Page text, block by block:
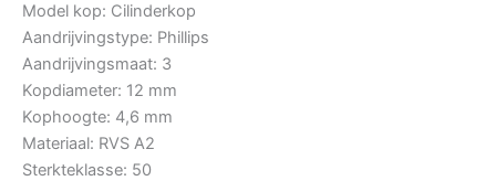
Model kop: Cilinderkop
Aandrijvingstype: Phillips
Aandrijvingsmaat: 3
Kopdiameter: 12 mm
Kophoogte: 4,6 mm
Materiaal: RVS A2
Sterkteklasse: 50